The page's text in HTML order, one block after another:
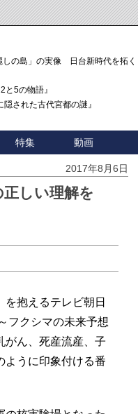
の島」の実像 日台新時代を拓く
5の物語』
された古代宮都の謎』
特集 動画
2017年8月6日
しい理解を
抱えるテレビ朝日
フクシマの未来予想
がん、死産流産、子
ように印象付ける番